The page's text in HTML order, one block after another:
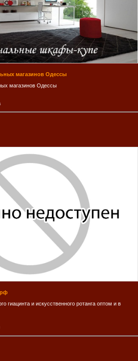
магазинов Одессы
магазинов Одессы
гиацинта и искусственного ротанга оптом и в